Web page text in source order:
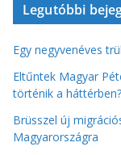
Legutóbbi
Egy negyvenéves
Eltűntek Magyar
történik a háttérben?
Brüsszel új
Magyarországra